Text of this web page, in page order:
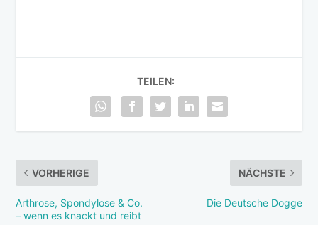
TEILEN:
VORHERIGE
Arthrose, Spondylose & Co.
– wenn es knackt und reibt
NÄCHSTE
Die Deutsche Dogge